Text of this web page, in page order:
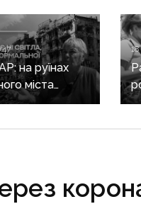
на руїнах
міста
близько
у